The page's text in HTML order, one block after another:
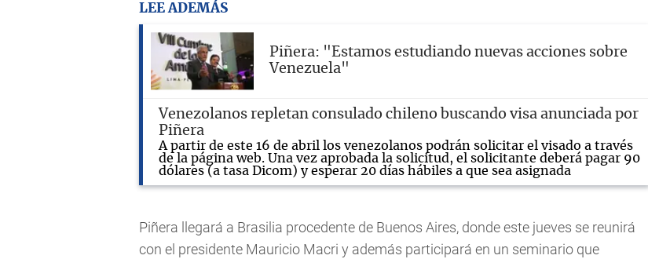
LEE ADEMÁS
Piñera: "Estamos estudiando nuevas acciones sobre
Venezuela"
Venezolanos repletan consulado chileno buscando visa anunciada por
Piñera
A partir de este 16 de abril los venezolanos podrán solicitar el visado a través
de la página web. Una vez aprobada la solicitud, el solicitante deberá pagar 90
dólares (a tasa Dicom) y esperar 20 días hábiles a que sea asignada
Piñera llegará a Brasilia procedente de Buenos Aires, donde este jueves se reunirá
con el presidente Mauricio Macri y además participará en un seminario que